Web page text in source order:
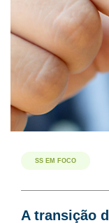
SS EM FOCO
A transição